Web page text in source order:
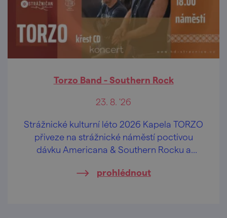
Torzo Band - Southern Rock
23. 8. '26
Strážnické kulturní léto 2026 Kapela TORZO
přiveze na strážnické náměstí poctivou
dávku Americana & Southern Rocku a
prohlédnout